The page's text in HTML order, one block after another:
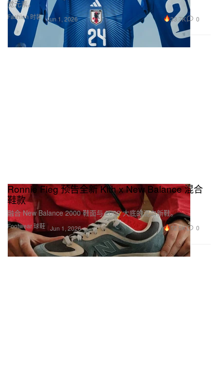
Fashion 时装
觉元素。
Jun 1, 2026 33.7K 0
Footwear 球鞋
Ronnie Fieg 预告全新 Kith x New Balance 混合
鞋款
融合 New Balance 2000 鞋面与 2002 大底的混血新鞋。
Jun 1, 2026 12.5K 0